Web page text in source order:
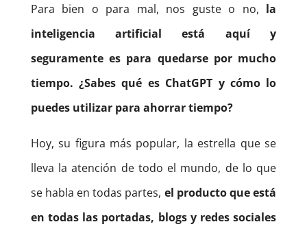
Para bien o para mal, nos guste o no, la
inteligencia artificial está aquí y
seguramente es para quedarse por mucho
tiempo. ¿Sabes qué es ChatGPT y cómo lo
puedes utilizar para ahorrar tiempo?
Hoy, su figura más popular, la estrella que se
lleva la atención de todo el mundo, de lo que
se habla en todas partes, el producto que está
en todas las portadas, blogs y redes sociales